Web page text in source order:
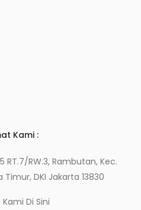
Kami :
RT.7/RW.3, Rambutan, Kec.
DKI Jakarta 13830
Kami Di Sini